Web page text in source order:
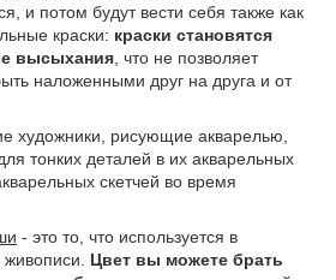
и потом будут вести себя также как
краски: краски становятся
высыхания , что не позволяет
наложенными друг на друга и от
художники, рисующие акварелью,
тонких деталей в их акварельных
скетчей во время
- это то, что используется в
Цвет вы можете брать